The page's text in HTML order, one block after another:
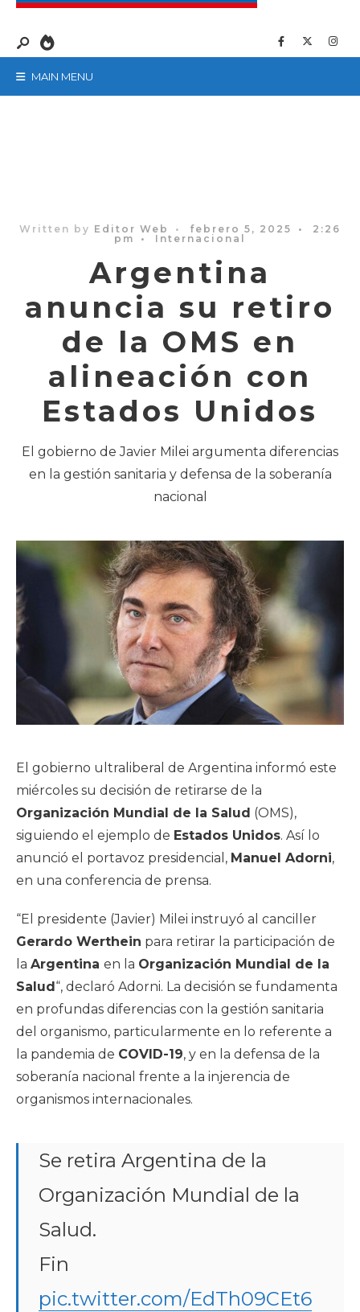
MAIN MENU
Written by Editor Web • febrero 5, 2025 •
2:26
pm
• Internacional
Argentina
anuncia su retiro
de la OMS en
alineación con
Estados Unidos
El gobierno de Javier Milei argumenta diferencias
en la gestión sanitaria y defensa de la soberanía
nacional
El gobierno ultraliberal de Argentina informó este
miércoles su decisión de retirarse de la
Organización Mundial de la Salud (OMS),
siguiendo el ejemplo de Estados Unidos. Así lo
anunció el portavoz presidencial, Manuel Adorni,
en una conferencia de prensa.
“El presidente (Javier) Milei instruyó al canciller
Gerardo Werthein para retirar la participación de
la Argentina en la Organización Mundial de la
Salud “, declaró Adorni. La decisión se fundamenta
en profundas diferencias con la gestión sanitaria
del organismo, particularmente en lo referente a
la pandemia de COVID-19, y en la defensa de la
soberanía nacional frente a la injerencia de
organismos internacionales.
Se retira Argentina de la
Organización Mundial de la
Salud.
Fin
pic.twitter.com/EdTh09CEt6